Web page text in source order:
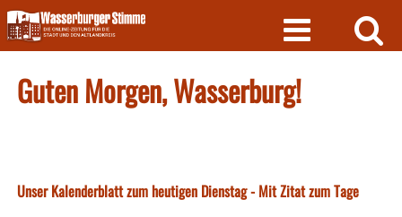
Skip
to
content
Guten Morgen, Wasserburg!
Unser Kalenderblatt zum heutigen Dienstag - Mit Zitat zum Tage